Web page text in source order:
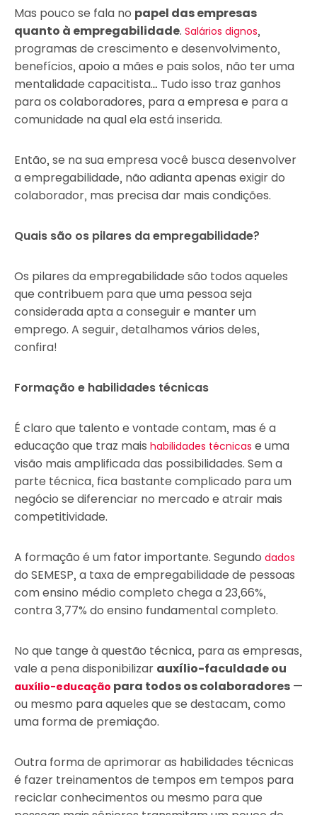
Mas pouco se fala no papel das empresas
quanto à empregabilidade. Salários dignos,
programas de crescimento e desenvolvimento,
benefícios, apoio a mães e pais solos, não ter uma
mentalidade capacitista… Tudo isso traz ganhos
para os colaboradores, para a empresa e para a
comunidade na qual ela está inserida.
Então, se na sua empresa você busca desenvolver
a empregabilidade, não adianta apenas exigir do
colaborador, mas precisa dar mais condições.
Quais são os pilares da empregabilidade?
Os pilares da empregabilidade são todos aqueles
que contribuem para que uma pessoa seja
considerada apta a conseguir e manter um
emprego. A seguir, detalhamos vários deles,
confira!
Formação e habilidades técnicas
É claro que talento e vontade contam, mas é a
educação que traz mais habilidades técnicas e uma
visão mais amplificada das possibilidades. Sem a
parte técnica, fica bastante complicado para um
negócio se diferenciar no mercado e atrair mais
competitividade.
A formação é um fator importante. Segundo dados
do SEMESP, a taxa de empregabilidade de pessoas
com ensino médio completo chega a 23,66%,
contra 3,77% do ensino fundamental completo.
No que tange à questão técnica, para as empresas,
vale a pena disponibilizar auxílio-faculdade ou
auxílio-educação para todos os colaboradores —
ou mesmo para aqueles que se destacam, como
uma forma de premiação.
Outra forma de aprimorar as habilidades técnicas
é fazer treinamentos de tempos em tempos para
reciclar conhecimentos ou mesmo para que